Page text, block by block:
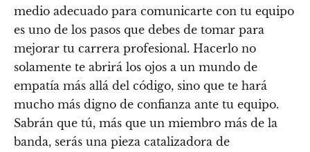
medio adecuado para comunicarte con tu equipo
es uno de los pasos que debes de tomar para
mejorar tu carrera profesional. Hacerlo no
solamente te abrirá los ojos a un mundo de
empatía más allá del código, sino que te hará
mucho más digno de confianza ante tu equipo.
Sabrán que tú, más que un miembro más de la
banda, serás una pieza catalizadora de